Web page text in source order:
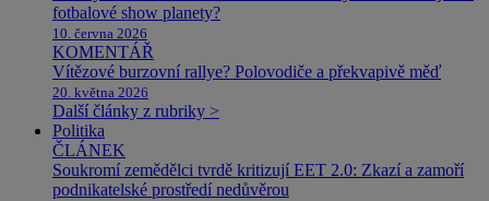
fotbalové show planety?
10. června 2026
KOMENTÁŘ
Vítězové burzovní rallye? Polovodiče a překvapivě měď
20. května 2026
Další články z rubriky >
Politika
ČLÁNEK
Soukromí zemědělci tvrdě kritizují EET 2.0: Zkazí a zamoří
podnikatelské prostředí nedůvěrou